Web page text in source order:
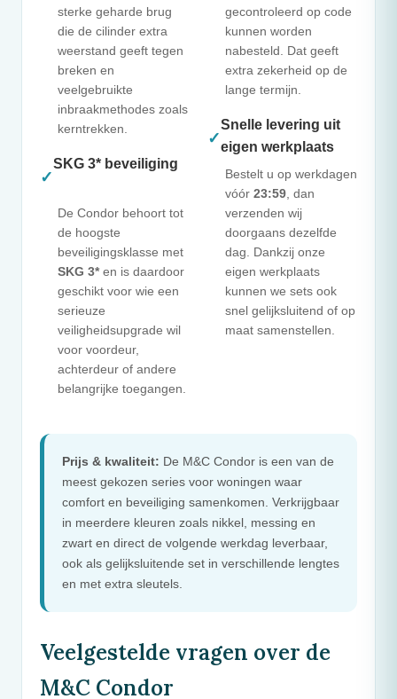
sterke geharde brug
die de cilinder extra
weerstand geeft tegen
breken en
veelgebruikte
inbraakmethodes zoals
kerntrekken.
✓
SKG 3* beveiliging
De Condor behoort tot
de hoogste
beveiligingsklasse met
SKG 3*en is daardoor
geschikt voor wie een
serieuze
veiligheidsupgrade wil
voor voordeur,
achterdeur of andere
belangrijke toegangen.
gecontroleerd op code
kunnen worden
nabesteld. Dat geeft
extra zekerheid op de
lange termijn.
✓
Snelle levering uit
eigen werkplaats
Bestelt u op werkdagen
vóór 23:59 , dan
verzenden wij
doorgaans dezelfde
dag. Dankzij onze
eigen werkplaats
kunnen we sets ook
snel gelijksluitend of op
maat samenstellen.
Prijs & kwaliteit: De M&C Condor is een van de
meest gekozen series voor woningen waar
comfort en beveiliging samenkomen. Verkrijgbaar
in meerdere kleuren zoals nikkel, messing en
zwart en direct de volgende werkdag leverbaar,
ook als gelijksluitende set in verschillende lengtes
en met extra sleutels.
Veelgestelde vragen over de
M&C Condor